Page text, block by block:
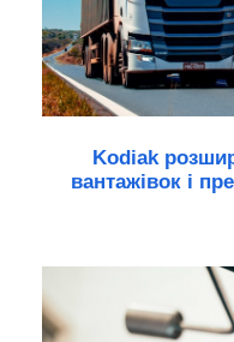
Kodiak
вантажівок і